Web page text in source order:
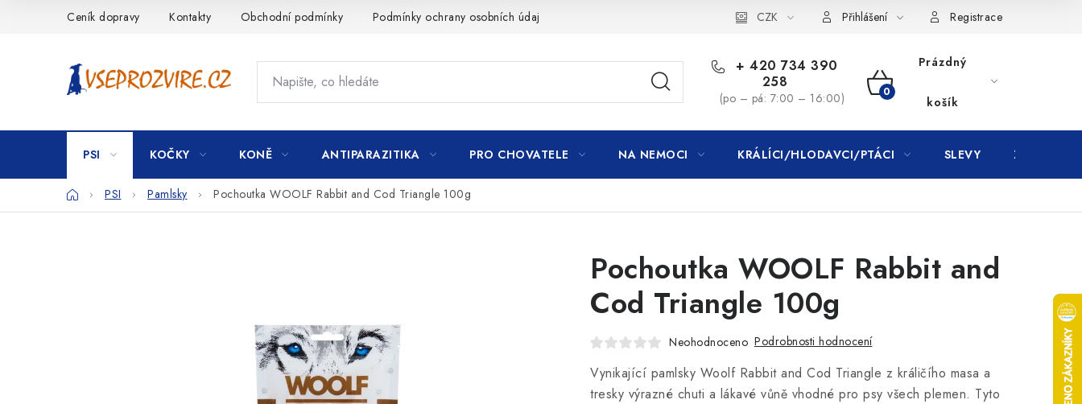
Ceník dopravy Kontakty Obchodní podmínky Podmínky ochrany osobních údajů CZK Přihlášení Registrace
+ 420 734 390
258
(po – pá: 7:00 – 16:00)
NÁKUPNÍ
KOŠÍK
Prázdný
košík
PSI KOČKY KONĚ ANTIPARAZITIKA PRO CHOVATELE NA NEMOCI KRÁLÍCI/HLODAVCI/PTÁCI SLEVY ZNAČKY
DomůPSI Pamlsky Pochoutka WOOLF Rabbit and Cod Triangle 100g
Pochoutka WOOLF Rabbit and
Cod Triangle 100g
Neohodnoceno Podrobnosti hodnocení
Vynikající pamlsky Woolf Rabbit and Cod Triangle z králičího masa a
tresky výrazné chuti a lákavé vůně vhodné pro psy všech plemen. Tyto